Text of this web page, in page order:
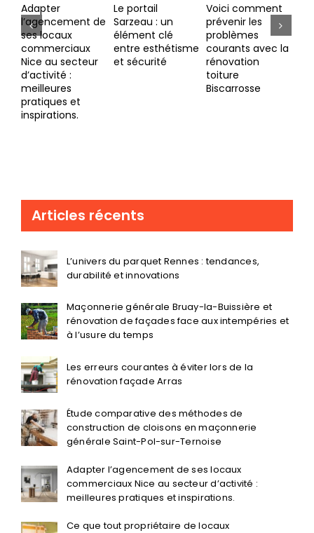
Adapter
l’agencement de
ses locaux
commerciaux
Nice au secteur
d’activité :
meilleures
pratiques et
inspirations.
Le portail
Sarzeau : un
élément clé
entre esthétisme
et sécurité
Voici comment
prévenir les
problèmes
courants avec la
rénovation
toiture
Biscarrosse
Articles récents
L’univers du parquet Rennes : tendances,
durabilité et innovations
Maçonnerie générale Bruay-la-Buissière et
rénovation de façades face aux intempéries et
à l’usure du temps
Les erreurs courantes à éviter lors de la
rénovation façade Arras
Étude comparative des méthodes de
construction de cloisons en maçonnerie
générale Saint-Pol-sur-Ternoise
Adapter l’agencement de ses locaux
commerciaux Nice au secteur d’activité :
meilleures pratiques et inspirations.
Ce que tout propriétaire de locaux